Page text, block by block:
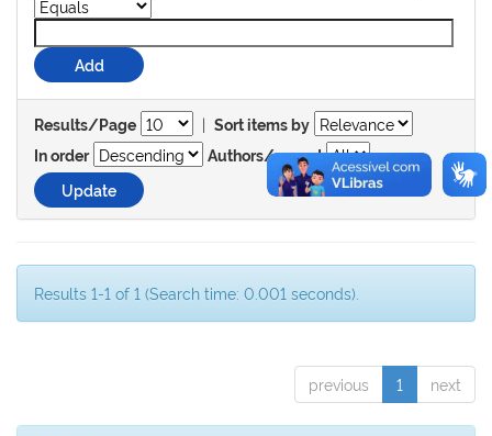
Results/Page | Sort items by
In order
Authors/record
Results 1-1 of 1 (Search time: 0.001 seconds).
previous 1 next